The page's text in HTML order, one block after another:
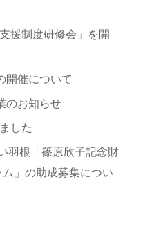
援制度研修会」を開
開催について
のお知らせ
した
羽根「篠原欣子記念財
」の助成募集につい